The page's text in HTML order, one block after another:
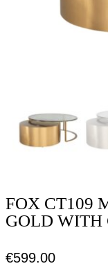
FOX CT109
GOLD WITH
€599.00